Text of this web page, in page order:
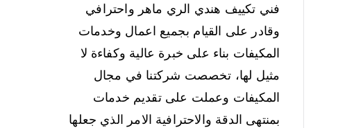
فني تكييف هندي الري ماهر واحترافي
وقادر على القيام بجميع اعمال وخدمات
المكيفات بناء على خبرة عالية وكفاءة لا
مثيل لها، تخصصت شركتنا في مجال
المكيفات وعملت على تقديم خدمات
بمنتهى الدقة والاحترافية الامر الذي جعلها